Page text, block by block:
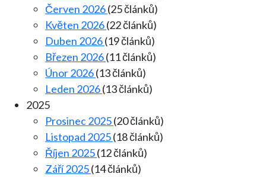
Červen 2026(25 článků)
Květen 2026(22 článků)
Duben 2026(19 článků)
Březen 2026(11 článků)
Únor 2026(13 článků)
Leden 2026(13 článků)
2025
Prosinec 2025(20 článků)
Listopad 2025(18 článků)
Říjen 2025(12 článků)
Září 2025(14 článků)